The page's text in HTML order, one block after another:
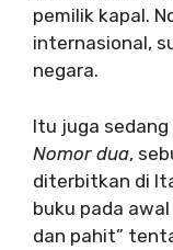
pemilik kapal.
internasional,
negara.
Itu juga
Nomor dua,
diterbitkan di
buku pada
dan pahit”